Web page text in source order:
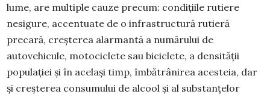
lume, are multiple cauze precum: condițiile rutiere
nesigure, accentuate de o infrastructură rutieră
precară, creșterea alarmantă a numărului de
autovehicule, motociclete sau biciclete, a densității
populației și în același timp, îmbătrânirea acesteia, dar
și creșterea consumului de alcool și al substanțelor